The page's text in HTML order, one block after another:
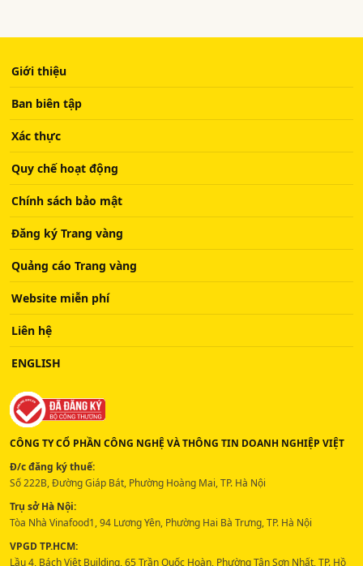
Giới thiệu
Ban biên tập
Xác thực
Quy chế hoạt động
Chính sách bảo mật
Đăng ký Trang vàng
Quảng cáo Trang vàng
Website miễn phí
Liên hệ
ENGLISH
CÔNG TY CỔ PHẦN CÔNG NGHỆ VÀ THÔNG TIN DOANH NGHIỆP VIỆT
Đ/c đăng ký thuế:
Số 222B, Đường Giáp Bát, Phường Hoàng Mai, TP. Hà Nội
Trụ sở Hà Nội:
Tòa Nhà Vinafood1, 94 Lương Yên, Phường Hai Bà Trưng, TP. Hà Nội
VPGD TP.HCM:
Lầu 4, Bách Việt Building, 65 Trần Quốc Hoàn, Phường Tân Sơn Nhất, TP. Hồ